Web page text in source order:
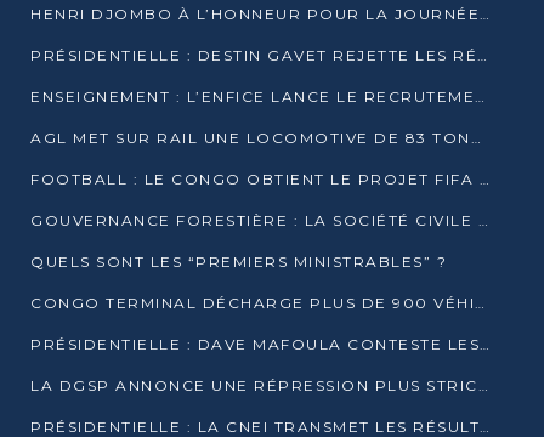
HENRI DJOMBO À L’HONNEUR POUR LA JOURNÉE MONDIALE DU THÉÂTRE
PRÉSIDENTIELLE : DESTIN GAVET REJETTE LES RÉSULTATS ET APPELLE À UN DIALOGUE NATIONAL
ENSEIGNEMENT : L’ENFICE LANCE LE RECRUTEMENT DE SA PREMIÈRE PROMOTION DE PROFESSEURS DES ÉCOLES
AGL MET SUR RAIL UNE LOCOMOTIVE DE 83 TONNES À POINTE-NOIRE
FOOTBALL : LE CONGO OBTIENT LE PROJET FIFA ARENA POUR SES 15 DÉPARTEMENTS
GOUVERNANCE FORESTIÈRE : LA SOCIÉTÉ CIVILE CONGOLAISE AFFICHE SES PRIORITÉS POUR 2026
QUELS SONT LES “PREMIERS MINISTRABLES” ?
CONGO TERMINAL DÉCHARGE PLUS DE 900 VÉHICULES EN QUELQUES HEURES
PRÉSIDENTIELLE : DAVE MAFOULA CONTESTE LES RÉSULTATS PROVISOIRES
LA DGSP ANNONCE UNE RÉPRESSION PLUS STRICTE CONTRE LES MOTO-TAXIS
PRÉSIDENTIELLE : LA CNEI TRANSMET LES RÉSULTATS PROVISOIRES À LA COUR CONSTITUTIONNELLE